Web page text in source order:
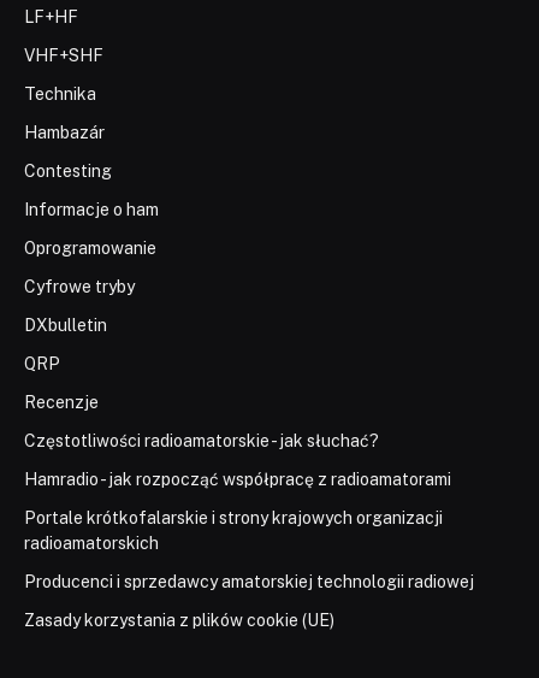
LF+HF
VHF+SHF
Technika
Hambazár
Contesting
Informacje o ham
Oprogramowanie
Cyfrowe tryby
DXbulletin
QRP
Recenzje
Częstotliwości radioamatorskie - jak słuchać?
Hamradio - jak rozpocząć współpracę z radioamatorami
Portale krótkofalarskie i strony krajowych organizacji
radioamatorskich
Producenci i sprzedawcy amatorskiej technologii radiowej
Zasady korzystania z plików cookie (UE)